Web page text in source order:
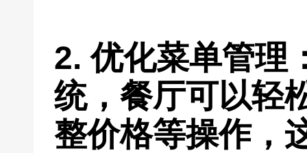
2. 优化菜单管理
统，餐厅可以轻
整价格等操作，